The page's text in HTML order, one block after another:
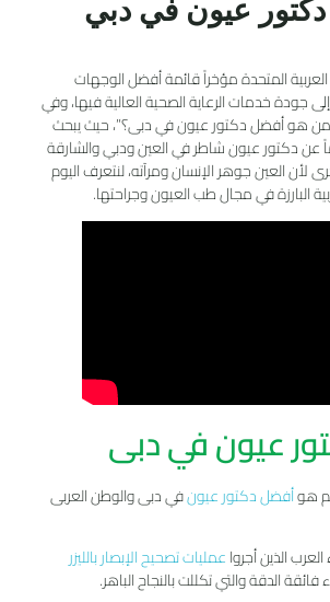
عيون في دبي
المتحدة مؤخراً قائمة أفضل الوجهات
إلى جودة خدمات الرعاية الصحية العالية فيها، وفي
هو أفضل دكتور عيون في دبى؟”، حيث يبحث
عن دكتور عيون شاطر في العين ودبي والشارقة
لأن العين جوهر الإنسان ومرآته، لنتعرف اليوم
البارزة في مجال طب العيون وجراحتها.
عيون في دبى
هوأفضل دكتور عيونفي دبى والوطن العربى
الذين أجرواعمليات تصحيح الإبصار بالليزر
فائقة الدقة والتي تكللت بالنجاح الباهر.